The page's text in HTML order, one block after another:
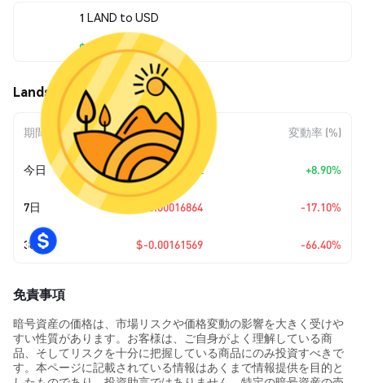
1 LAND to USD
$0.00081758
Landshare (LAND) の価格変動
期間 金額変動 変動率 (%)
今日 + $0.00006682 +8.90%
7日 $-0.00016864 -17.10%
30日 $-0.00161569 -66.40%
免責事項
暗号資産の価格は、市場リスクや価格変動の影響を大きく受けや
すい性質があります。お客様は、ご自身がよく理解している商
品、そしてリスクを十分に把握している商品にのみ投資すべきで
す。本ページに記載されている情報はあくまで情報提供を目的と